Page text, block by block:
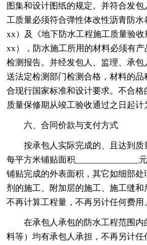
图集和设计图纸的规定。并符合发
工质量必须符合弹性体改性沥青防
xx）及《地下防水工程施工质量验
xx），防水施工所用的材料必须有
检测报告。并经发包人、监理、承包
送法定检测部门检测合格，材料的
合现行国家标准和设计要求。不合格
质量保修期从竣工验收通过之日起计
六、合同价款与支付方式
按承包人实际完成的、且达到质
每平方米铺贴面积______________
铺贴完成的外表面积，其它如细部处
剂的施工、附加层的施工、施工缝和
不再计算工程量，不再另计任何费用
在承包人承包的防水工程范围
料等）均有承包人承担，不再另计任